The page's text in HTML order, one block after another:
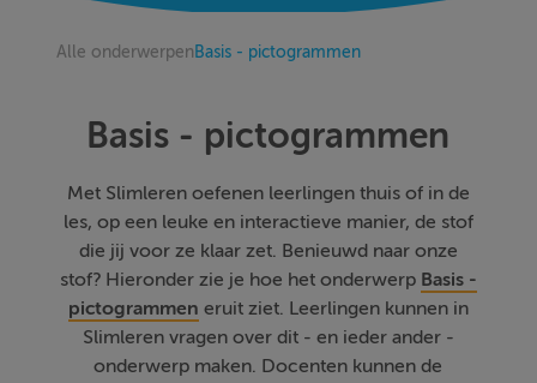
Alle onderwerpen Basis - pictogrammen
Basis - pictogrammen
Met Slimleren oefenen leerlingen thuis of in de
les, op een leuke en interactieve manier, de stof
die jij voor ze klaar zet. Benieuwd naar onze
stof? Hieronder zie je hoe het onderwerp Basis -
pictogrammen eruit ziet. Leerlingen kunnen in
Slimleren vragen over dit - en ieder ander -
onderwerp maken. Docenten kunnen de